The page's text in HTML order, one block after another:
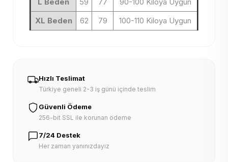
XL Beden
62 79 100-110 Kiloya Uygun
Hızlı Teslimat
Türkiye geneli 2-3 iş günü içinde teslim
Güvenli Ödeme
256-bit SSL ile korunan ödeme
7/24 Destek
Her zaman yanınızdayız